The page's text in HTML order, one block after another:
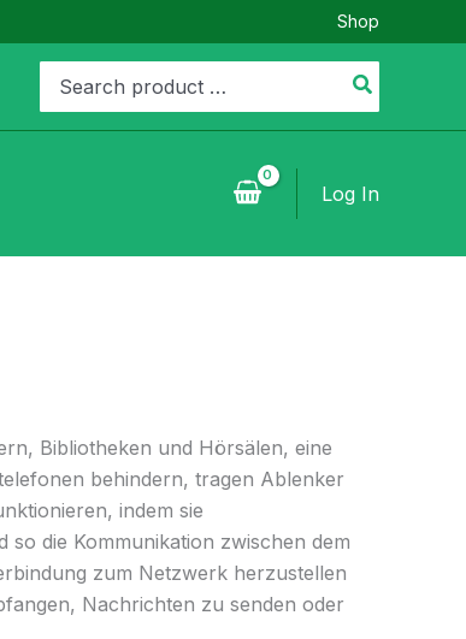
Shop
for:
Log In
Bibliotheken und Hörsälen, eine
behindern, tragen Ablenker
indem sie
die Kommunikation zwischen dem
zum Netzwerk herzustellen
Nachrichten zu senden oder